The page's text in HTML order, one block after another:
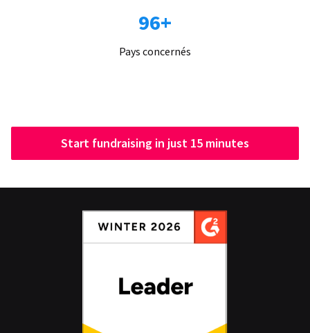
96+
Pays concernés
Start fundraising in just 15 minutes